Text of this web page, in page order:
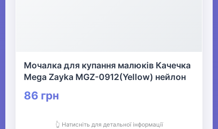
Мочалка для купання малюків Качечка
Mega Zayka MGZ-0912(Yellow) нейлон
86 грн
👆 Натисніть для детальної інформації